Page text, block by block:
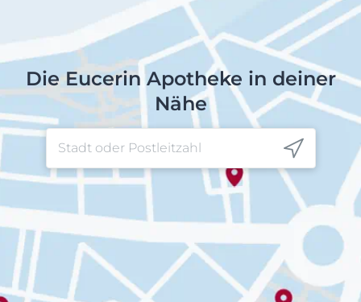
Die Eucerin Apotheke in deiner
Nähe